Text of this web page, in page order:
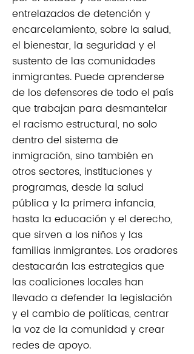
entrelazados de detención y
encarcelamiento, sobre la salud,
el bienestar, la seguridad y el
sustento de las comunidades
inmigrantes. Puede aprenderse
de los defensores de todo el país
que trabajan para desmantelar
el racismo estructural, no solo
dentro del sistema de
inmigración, sino también en
otros sectores, instituciones y
programas, desde la salud
pública y la primera infancia,
hasta la educación y el derecho,
que sirven a los niños y las
familias inmigrantes. Los oradores
destacarán las estrategias que
las coaliciones locales han
llevado a defender la legislación
y el cambio de políticas, centrar
la voz de la comunidad y crear
redes de apoyo.